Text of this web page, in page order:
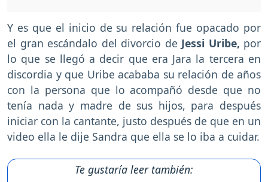
Y es que el inicio de su relación fue opacado por
el gran escándalo del divorcio de Jessi Uribe, por
lo que se llegó a decir que era Jara la tercera en
discordia y que Uribe acababa su relación de años
con la persona que lo acompañó desde que no
tenía nada y madre de sus hijos, para después
iniciar con la cantante, justo después de que en un
video ella le dije Sandra que ella se lo iba a cuidar.
Te gustaría leer también: